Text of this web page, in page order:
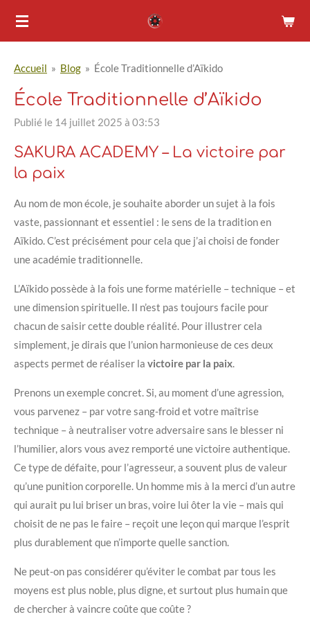
Passer
principal
Accueil » Blog » École Traditionnelle d’Aïkido
École Traditionnelle d’Aïkido
Publié le 14 juillet 2025 à 03:53
SAKURA ACADEMY – La victoire par
la paix
Au nom de mon école, je souhaite aborder un sujet à la fois
vaste, passionnant et essentiel : le sens de la tradition en
Aïkido. C’est précisément pour cela que j’ai choisi de fonder
une académie traditionnelle.
L’Aïkido possède à la fois une forme matérielle – technique – et
une dimension spirituelle. Il n’est pas toujours facile pour
chacun de saisir cette double réalité. Pour illustrer cela
simplement, je dirais que l’union harmonieuse de ces deux
aspects permet de réaliser la victoire par la paix.
Prenons un exemple concret. Si, au moment d’une agression,
vous parvenez – par votre sang-froid et votre maîtrise
technique – à neutraliser votre adversaire sans le blesser ni
l’humilier, alors vous avez remporté une victoire authentique.
Ce type de défaite, pour l’agresseur, a souvent plus de valeur
qu’une punition corporelle. Un homme mis à la merci d’un autre
qui aurait pu lui briser un bras, voire lui ôter la vie – mais qui
choisit de ne pas le faire – reçoit une leçon qui marque l’esprit
plus durablement que n’importe quelle sanction.
Ne peut-on pas considérer qu’éviter le combat par tous les
moyens est plus noble, plus digne, et surtout plus humain que
de chercher à vaincre coûte que coûte ?